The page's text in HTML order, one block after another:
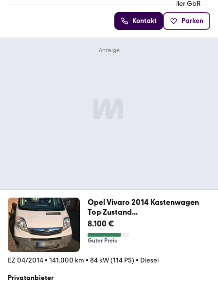
Kontakt Parken
Opel Vivaro 2014 Kastenwagen
Top Zustand...
8.100 €
Guter Preis
EZ 04/2014• 141.000 km • 84 kW (114 PS) • Diesel
Privatanbieter